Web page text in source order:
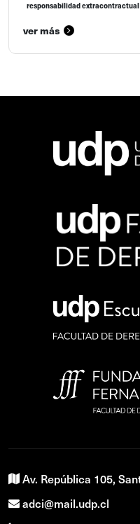
responsabilidad extracontractual
ver más
Av. República 105,
adci@mail.udp.cl